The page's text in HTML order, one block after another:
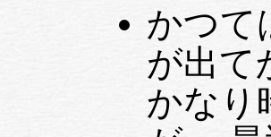
かつて
が出て
かなり